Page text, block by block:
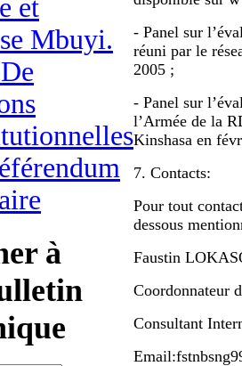
et
Mbuyi.
à
- Panel sur
réuni par le
2005 ;
- Panel sur
l’Armée de la
Kinshasa en
7. Contacts:
Pour tout
dessous
Faustin
Coordonnateur
Consultant